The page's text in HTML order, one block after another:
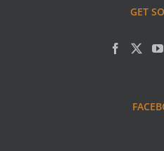
GET